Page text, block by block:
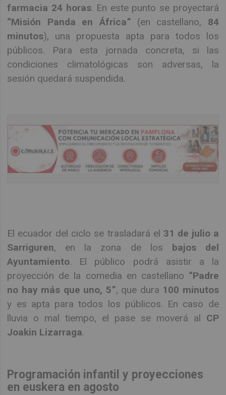
farmacia 24 horas. En este punto se proyectará
“Misión Panda en África” (en castellano, 84
minutos), una propuesta apta para todos los
públicos. Para esta jornada concreta, si las
condiciones climatológicas son adversas, la
sesión quedará suspendida.
El ecuador del ciclo se trasladará el 31 de julio a
Sarriguren, en la zona de los bajos del
Ayuntamiento. El público podrá asistir a la
proyección de la comedia en castellano “Padre
no hay más que uno, 5”, que dura 100 minutos
y es apta para todos los públicos. En caso de
lluvia o mal tiempo, el pase se moverá al CP
Joakin Lizarraga.
Programación infantil y proyecciones
en euskera en agosto